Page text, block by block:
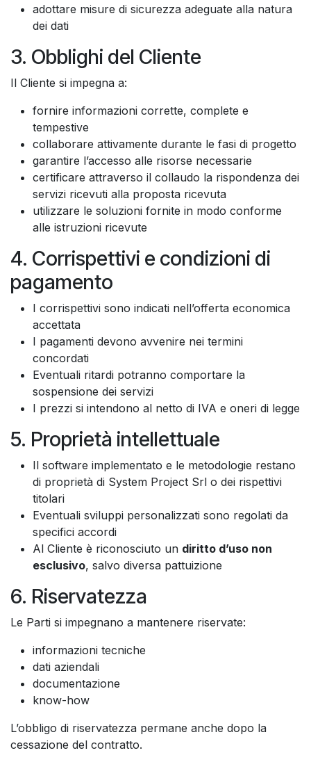
adottare misure di sicurezza adeguate alla natura
dei dati
3. Obblighi del Cliente
Il Cliente si impegna a:
fornire informazioni corrette, complete e
tempestive
collaborare attivamente durante le fasi di progetto
garantire l’accesso alle risorse necessarie
certificare attraverso il collaudo la rispondenza dei
servizi ricevuti alla proposta ricevuta
utilizzare le soluzioni fornite in modo conforme
alle istruzioni ricevute
4. Corrispettivi e condizioni di
pagamento
I corrispettivi sono indicati nell’offerta economica
accettata
I pagamenti devono avvenire nei termini
concordati
Eventuali ritardi potranno comportare la
sospensione dei servizi
I prezzi si intendono al netto di IVA e oneri di legge
5. Proprietà intellettuale
Il software implementato e le metodologie restano
di proprietà di System Project Srl o dei rispettivi
titolari
Eventuali sviluppi personalizzati sono regolati da
specifici accordi
Al Cliente è riconosciuto un diritto d’uso non
esclusivo, salvo diversa pattuizione
6. Riservatezza
Le Parti si impegnano a mantenere riservate:
informazioni tecniche
dati aziendali
documentazione
know-how
L’obbligo di riservatezza permane anche dopo la
cessazione del contratto.